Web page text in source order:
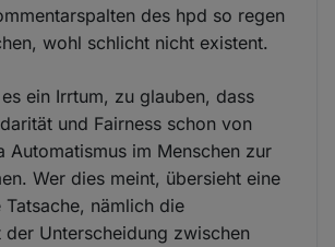
des hpd so regen
wohl schlicht nicht existent.
ein Irrtum, zu glauben, dass
und Fairness schon von
Automatismus im Menschen zur
Wer dies meint, übersieht eine
Tatsache, nämlich die
Unterscheidung zwischen